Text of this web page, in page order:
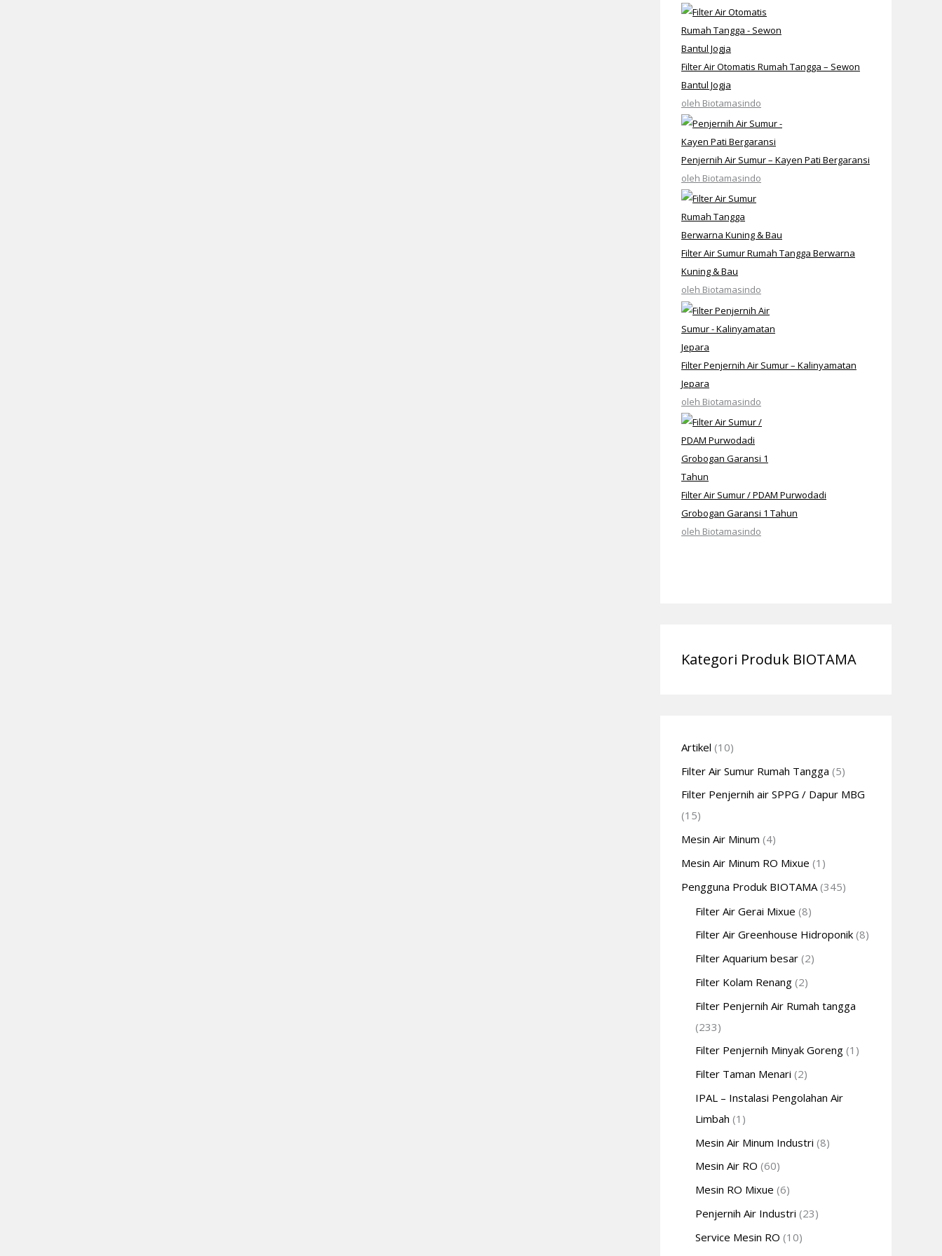
Filter Air Otomatis Rumah Tangga – Sewon
Bantul Jogja
oleh Biotamasindo
Penjernih Air Sumur – Kayen Pati Bergaransi
oleh Biotamasindo
Filter Air Sumur Rumah Tangga Berwarna
Kuning & Bau
oleh Biotamasindo
Filter Penjernih Air Sumur – Kalinyamatan
Jepara
oleh Biotamasindo
Filter Air Sumur / PDAM Purwodadi
Grobogan Garansi 1 Tahun
oleh Biotamasindo
Kategori Produk BIOTAMA
Artikel (10)
Filter Air Sumur Rumah Tangga (5)
Filter Penjernih air SPPG / Dapur MBG
(15)
Mesin Air Minum (4)
Mesin Air Minum RO Mixue (1)
Pengguna Produk BIOTAMA (345)
Filter Air Gerai Mixue (8)
Filter Air Greenhouse Hidroponik (8)
Filter Aquarium besar (2)
Filter Kolam Renang (2)
Filter Penjernih Air Rumah tangga
(233)
Filter Penjernih Minyak Goreng (1)
Filter Taman Menari (2)
IPAL – Instalasi Pengolahan Air
Limbah (1)
Mesin Air Minum Industri (8)
Mesin Air RO (60)
Mesin RO Mixue (6)
Penjernih Air Industri (23)
Service Mesin RO (10)